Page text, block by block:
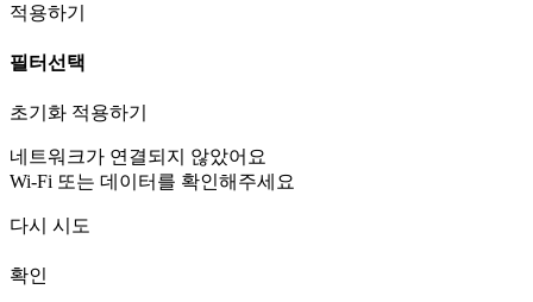
적용하기
필터선택
초기화 적용하기
네트워크가 연결되지 않았어요
Wi-Fi 또는 데이터를 확인해주세요
다시 시도
확인